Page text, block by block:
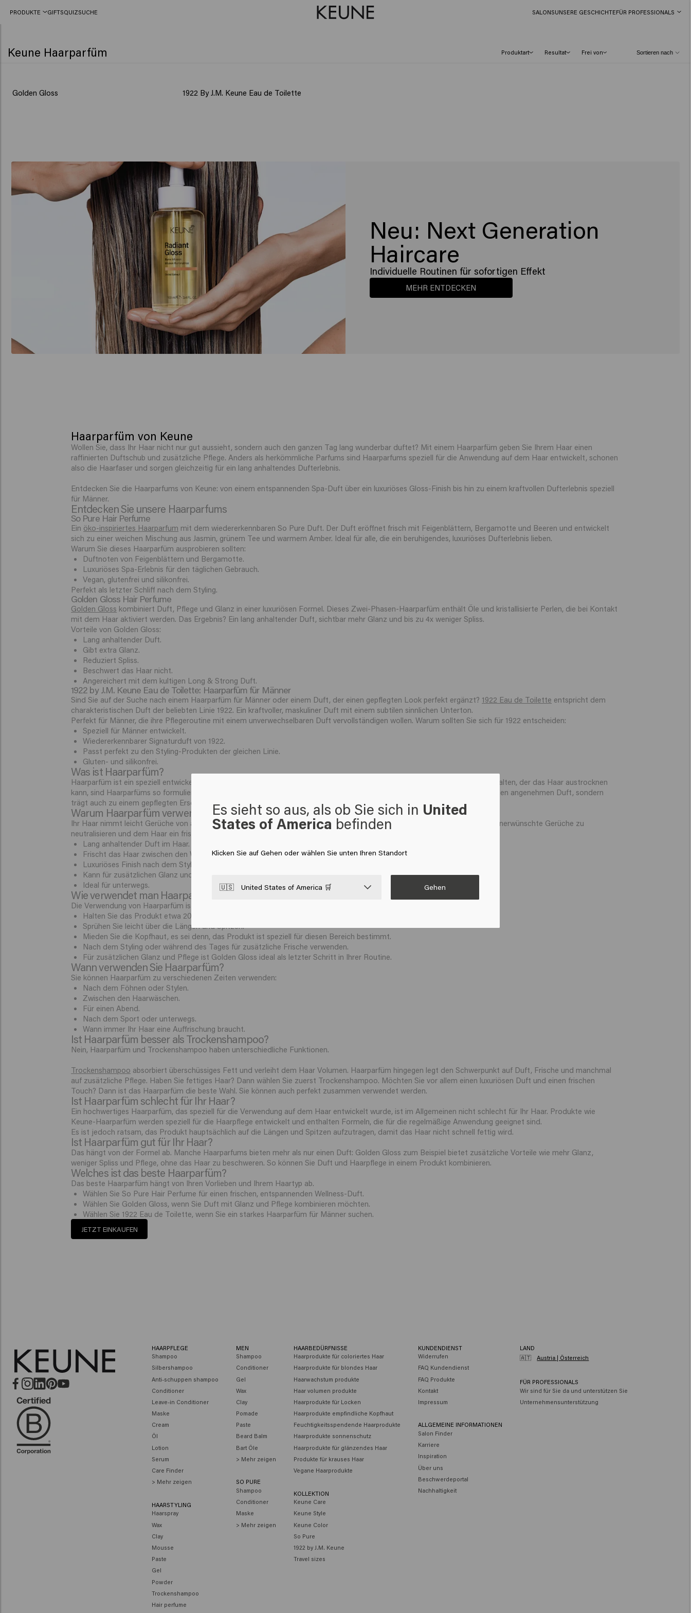
PRODUKTE GIFTSQUIZSUCHE SALONSUNSERE GESCHICHTEFÜR PROFESSIONALS
Keune Haarparfüm Produktart Resultat Frei von
Neu: Next Generation
Haircare
Individuelle Routinen für sofortigen Effekt
MEHR ENTDECKEN
Golden Gloss 1922 By J.M. Keune Eau de Toilette
Haarparfüm von Keune
Wollen Sie, dass Ihr Haar nicht nur gut aussieht, sondern auch den ganzen Tag lang wunderbar duftet? Mit einem Haarparfüm geben Sie Ihrem Haar einen
raffinierten Duftschub und zusätzliche Pflege. Anders als herkömmliche Parfums sind Haarparfums speziell für die Anwendung auf dem Haar entwickelt, schonen
also die Haarfaser und sorgen gleichzeitig für ein lang anhaltendes Dufterlebnis.
Entdecken Sie die Haarparfums von Keune: von einem entspannenden Spa-Duft über ein luxuriöses Gloss-Finish bis hin zu einem kraftvollen Dufterlebnis speziell
für Männer.
Entdecken Sie unsere Haarparfums
So Pure Hair Perfume
Ein öko-inspiriertes Haarparfum mit dem wiedererkennbaren So Pure Duft. Der Duft eröffnet frisch mit Feigenblättern, Bergamotte und Beeren und entwickelt
sich zu einer weichen Mischung aus Jasmin, grünem Tee und warmem Amber. Ideal für alle, die ein beruhigendes, luxuriöses Dufterlebnis lieben.
Warum Sie dieses Haarparfüm ausprobieren sollten:
Duftnoten von Feigenblättern und Bergamotte.
Luxuriöses Spa-Erlebnis für den täglichen Gebrauch.
Vegan, glutenfrei und silikonfrei.
Perfekt als letzter Schliff nach dem Styling.
Golden Gloss Hair Perfume
Golden Gloss kombiniert Duft, Pflege und Glanz in einer luxuriösen Formel. Dieses Zwei-Phasen-Haarparfüm enthält Öle und kristallisierte Perlen, die bei Kontakt
mit dem Haar aktiviert werden. Das Ergebnis? Ein lang anhaltender Duft, sichtbar mehr Glanz und bis zu 4x weniger Spliss.
Vorteile von Golden Gloss:
Lang anhaltender Duft.
Gibt extra Glanz.
Reduziert Spliss.
Beschwert das Haar nicht.
Angereichert mit dem kultigen Long & Strong Duft.
1922 by J.M. Keune Eau de Toilette: Haarparfüm für Männer
Sind Sie auf der Suche nach einem Haarparfüm für Männer oder einem Duft, der einen gepflegten Look perfekt ergänzt? 1922 Eau de Toilette entspricht dem
charakteristischen Duft der beliebten Linie 1922. Ein kraftvoller, maskuliner Duft mit einem subtilen sinnlichen Unterton.
Perfekt für Männer, die ihre Pflegeroutine mit einem unverwechselbaren Duft vervollständigen wollen. Warum sollten Sie sich für 1922 entscheiden:
Speziell für Männer entwickelt.
Wiedererkennbarer Signaturduft von 1922.
Passt perfekt zu den Styling-Produkten der gleichen Linie.
Gluten- und silikonfrei.
Was ist Haarparfüm?
Haarparfüm ist ein speziell entwickelter Duft zur Verwendung auf dem Haar. Während herkömmliche Parfüms oft Alkohol enthalten, der das Haar austrocknen
kann, sind Haarparfüms so formuliert, dass sie milder für die Haarfaser sind. Ein gutes Haarparfüm sorgt daher nicht nur für einen angenehmen Duft, sondern
trägt auch zu einem gepflegten Erscheinungsbild bei.
Warum Haarparfüm verwenden?
Ihr Haar nimmt leicht Gerüche von außen auf, z. B. von Rauch, Lebensmitteln oder Luftverschmutzung. Ein Haarparfüm hilft, unerwünschte Gerüche zu
neutralisieren und dem Haar ein frisches Aussehen zu verleihen. Außerdem bietet es zusätzliche Vorteile:
Lang anhaltender Duft im Haar.
Frischt das Haar zwischen den Wäschen auf.
Luxuriöses Finish nach dem Styling.
Kann für zusätzlichen Glanz und Pflege sorgen.
Ideal für unterwegs.
Wie verwendet man Haarparfüm?
Die Verwendung von Haarparfüm ist einfach:
Halten Sie das Produkt etwa 20-30 cm vom Haar entfernt.
Sprühen Sie leicht über die Längen und Spitzen.
Mieden Sie die Kopfhaut, es sei denn, das Produkt ist speziell für diesen Bereich bestimmt.
Nach dem Styling oder während des Tages für zusätzliche Frische verwenden.
Für zusätzlichen Glanz und Pflege ist Golden Gloss ideal als letzter Schritt in Ihrer Routine.
Wann verwenden Sie Haarparfüm?
Sie können Haarparfüm zu verschiedenen Zeiten verwenden:
Nach dem Föhnen oder Stylen.
Zwischen den Haarwäschen.
Für einen Abend.
Nach dem Sport oder unterwegs.
Wann immer Ihr Haar eine Auffrischung braucht.
Ist Haarparfüm besser als Trockenshampoo?
Nein, Haarparfüm und Trockenshampoo haben unterschiedliche Funktionen.
Trockenshampoo absorbiert überschüssiges Fett und verleiht dem Haar Volumen. Haarparfüm hingegen legt den Schwerpunkt auf Duft, Frische und manchmal
auf zusätzliche Pflege. Haben Sie fettiges Haar? Dann wählen Sie zuerst Trockenshampoo. Möchten Sie vor allem einen luxuriösen Duft und einen frischen
Touch? Dann ist das Haarparfüm die beste Wahl. Sie können auch perfekt zusammen verwendet werden.
Ist Haarparfüm schlecht für Ihr Haar?
Ein hochwertiges Haarparfüm, das speziell für die Verwendung auf dem Haar entwickelt wurde, ist im Allgemeinen nicht schlecht für Ihr Haar. Produkte wie
Keune-Haarparfüm werden speziell für die Haarpflege entwickelt und enthalten Formeln, die für die regelmäßige Anwendung geeignet sind.
Es ist jedoch ratsam, das Produkt hauptsächlich auf die Längen und Spitzen aufzutragen, damit das Haar nicht schnell fettig wird.
Ist Haarparfüm gut für Ihr Haar?
Das hängt von der Formel ab. Manche Haarparfums bieten mehr als nur einen Duft: Golden Gloss zum Beispiel bietet zusätzliche Vorteile wie mehr Glanz,
weniger Spliss und Pflege, ohne das Haar zu beschweren. So können Sie Duft und Haarpflege in einem Produkt kombinieren.
Welches ist das beste Haarparfüm?
Das beste Haarparfüm hängt von Ihren Vorlieben und Ihrem Haartyp ab.
Wählen Sie So Pure Hair Perfume für einen frischen, entspannenden Wellness-Duft.
Wählen Sie Golden Gloss, wenn Sie Duft mit Glanz und Pflege kombinieren möchten.
Wählen Sie 1922 Eau de Toilette, wenn Sie ein starkes Haarparfüm für Männer suchen.
JETZT EINKAUFEN
Es sieht so aus, als ob Sie sich in United
States of America befinden
Klicken Sie auf Gehen oder wählen Sie unten Ihren Standort
🇺🇸 United States of America 🛒 Gehen
HAARPFLEGE
Shampoo
Silbershampoo
Anti-schuppen shampoo
Conditioner
Leave-in Conditioner
Maske
Cream
Öl
Lotion
Serum
Care Finder
> Mehr zeigen
HAARSTYLING
Haarspray
Wax
Clay
Mousse
Paste
Gel
Powder
Trockenshampoo
Hair perfume
MEN
Shampoo
Conditioner
Gel
Wax
Clay
Pomade
Paste
Beard Balm
Bart Öle
> Mehr zeigen
SO PURE
Shampoo
Conditioner
Maske
> Mehr zeigen
HAARBEDÜRFNISSE
Haarprodukte für coloriertes Haar
Haarprodukte für blondes Haar
Haarwachstum produkte
Haar volumen produkte
Haarprodukte für Locken
Haarprodukte empfindliche Kopfhaut
Feuchtigkeitsspendende Haarprodukte
Haarprodukte sonnenschutz
Haarprodukte für glänzendes Haar
Produkte für krauses Haar
Vegane Haarprodukte
KOLLEKTION
Keune Care
Keune Style
Keune Color
So Pure
1922 by J.M. Keune
Travel sizes
KUNDENDIENST
Widerrufen
FAQ Kundendienst
FAQ Produkte
Kontakt
Impressum
ALLGEMEINE INFORMATIONEN
Salon Finder
Karriere
Inspiration
Über uns
Beschwerdeportal
Nachhaltigkeit
LAND
🇦🇹
Austria | Österreich
FÜR PROFESSIONALS
Wir sind für Sie da und unterstützen Sie
Unternehmensunterstützung